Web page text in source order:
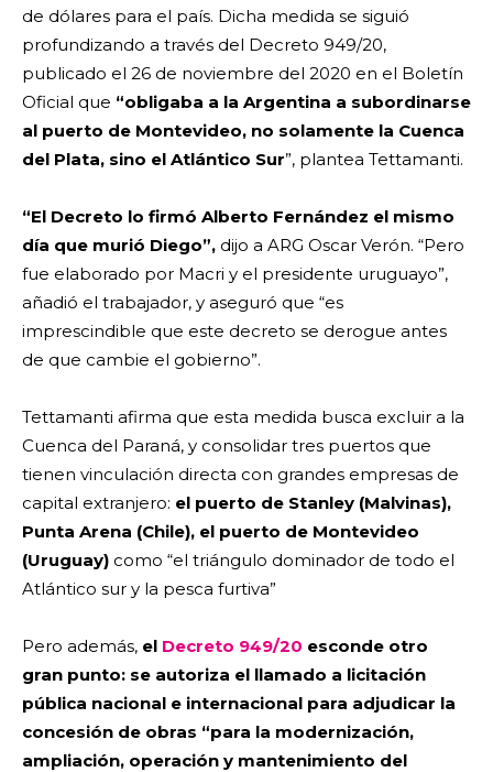
de dólares para el país. Dicha medida se siguió
profundizando a través del Decreto 949/20,
publicado el 26 de noviembre del 2020 en el Boletín
Oficial que “obligaba a la Argentina a subordinarse
al puerto de Montevideo, no solamente la Cuenca
del Plata, sino el Atlántico Sur”, plantea Tettamanti.
“El Decreto lo firmó Alberto Fernández el mismo
día que murió Diego”, dijo a ARG Oscar Verón. “Pero
fue elaborado por Macri y el presidente uruguayo”,
añadió el trabajador, y aseguró que “es
imprescindible que este decreto se derogue antes
de que cambie el gobierno”.
Tettamanti afirma que esta medida busca excluir a la
Cuenca del Paraná, y consolidar tres puertos que
tienen vinculación directa con grandes empresas de
capital extranjero: el puerto de Stanley (Malvinas),
Punta Arena (Chile), el puerto de Montevideo
(Uruguay) como “el triángulo dominador de todo el
Atlántico sur y la pesca furtiva”
Pero además, el Decreto 949/20 esconde otro
gran punto: se autoriza el llamado a licitación
pública nacional e internacional para adjudicar la
concesión de obras “para la modernización,
ampliación, operación y mantenimiento del